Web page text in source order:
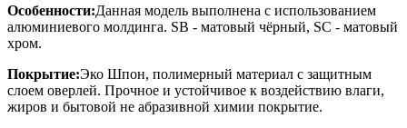
Особенности:Данная модель выполнена с использованием
алюминиевого молдинга. SB - матовый чёрный, SC - матовый
хром.
Покрытие:Эко Шпон, полимерный материал с защитным
слоем оверлей. Прочное и устойчивое к воздействию влаги,
жиров и бытовой не абразивной химии покрытие.